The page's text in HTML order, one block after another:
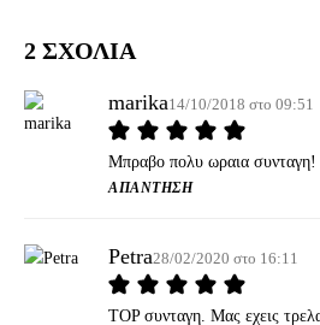
2 ΣΧΟΛΙΑ
marika14/10/2018 στο 09:51
Μπραβο πολυ ωραια συνταγη!
ΑΠΆΝΤΗΣΗ
Petra28/02/2020 στο 16:11
TOP συνταγη. Μας εχεις